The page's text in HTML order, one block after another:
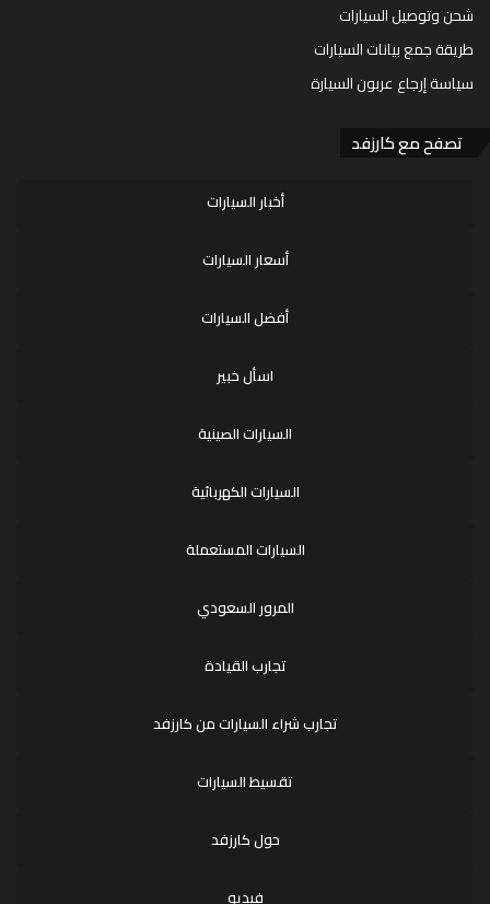
شحن وتوصيل السيارات
طريقة جمع بيانات السيارات
سياسة إرجاع عربون السيارة
تصفح مع كارزفد
أخبار السيارات
أسعار السيارات
أفضل السيارات
اسأل خبير
السيارات الصينية
السيارات الكهربائية
السيارات المستعملة
المرور السعودي
تجارب القيادة
تجارب شراء السيارات من كارزفد
تقسيط السيارات
حول كارزفد
فيديو